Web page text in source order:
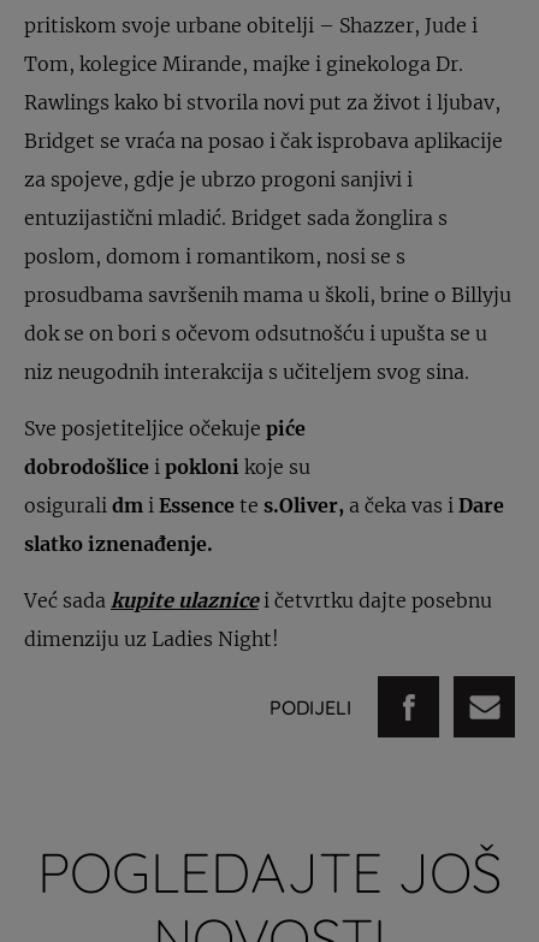
pritiskom svoje urbane obitelji – Shazzer, Jude i
Tom, kolegice Mirande, majke i ginekologa Dr.
Rawlings kako bi stvorila novi put za život i ljubav,
Bridget se vraća na posao i čak isprobava aplikacije
za spojeve, gdje je ubrzo progoni sanjivi i
entuzijastični mladić. Bridget sada žonglira s
poslom, domom i romantikom, nosi se s
prosudbama savršenih mama u školi, brine o Billyju
dok se on bori s očevom odsutnošću i upušta se u
niz neugodnih interakcija s učiteljem svog sina.
Sve posjetiteljice očekuje piće
dobrodošlice i pokloni koje su
osigurali dm i Essence te s.Oliver, a čeka vas i Dare
slatko iznenađenje.
Već sada kupite ulaznicei četvrtku dajte posebnu
dimenziju uz Ladies Night!
PODIJELI
POGLEDAJTE JOŠ